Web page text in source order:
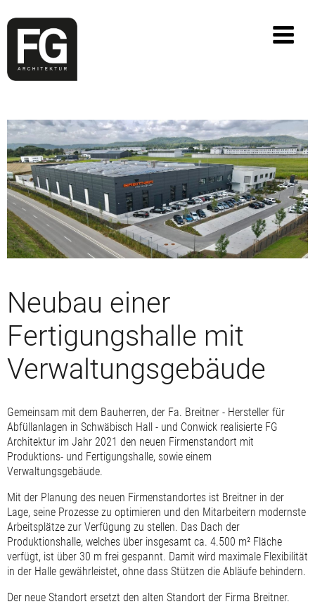
Neubau einer
Fertigungshalle mit
Verwaltungsgebäude
Gemeinsam mit dem Bauherren, der Fa. Breitner - Hersteller für
Abfüllanlagen in Schwäbisch Hall - und Conwick realisierte FG
Architektur im Jahr 2021 den neuen Firmenstandort mit
Produktions- und Fertigungshalle, sowie einem
Verwaltungsgebäude.
Mit der Planung des neuen Firmenstandortes ist Breitner in der
Lage, seine Prozesse zu optimieren und den Mitarbeitern modernste
Arbeitsplätze zur Verfügung zu stellen. Das Dach der
Produktionshalle, welches über insgesamt ca. 4.500 m² Fläche
verfügt, ist über 30 m frei gespannt. Damit wird maximale Flexibilität
in der Halle gewährleistet, ohne dass Stützen die Abläufe behindern.
Der neue Standort ersetzt den alten Standort der Firma Breitner.